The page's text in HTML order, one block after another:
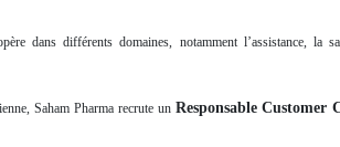
dans différents domaines, notamment l’assistance, la
Saham Pharma recrute un Responsable Customer